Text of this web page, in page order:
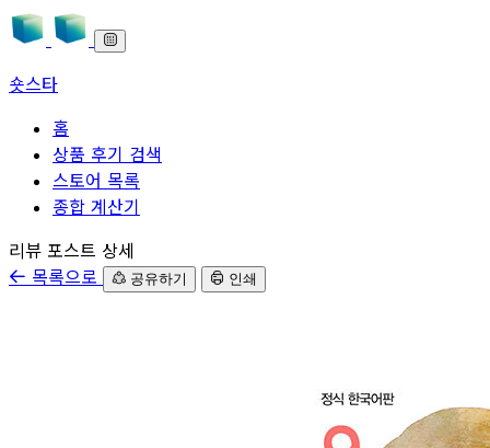
숏스타
홈
상품 후기 검색
스토어 목록
종합 계산기
본문으로 바로가기
리뷰 포스트 상세
목록으로
공유하기 인쇄